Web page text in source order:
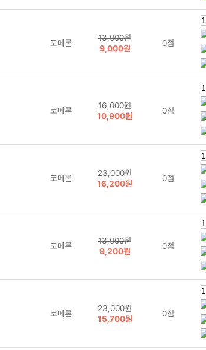
코메론
13,000원
9,000원
0점
코메론
16,000원
10,900원
0점
코메론
23,000원
16,200원
0점
코메론
13,000원
9,200원
0점
코메론
23,000원
15,700원
0점